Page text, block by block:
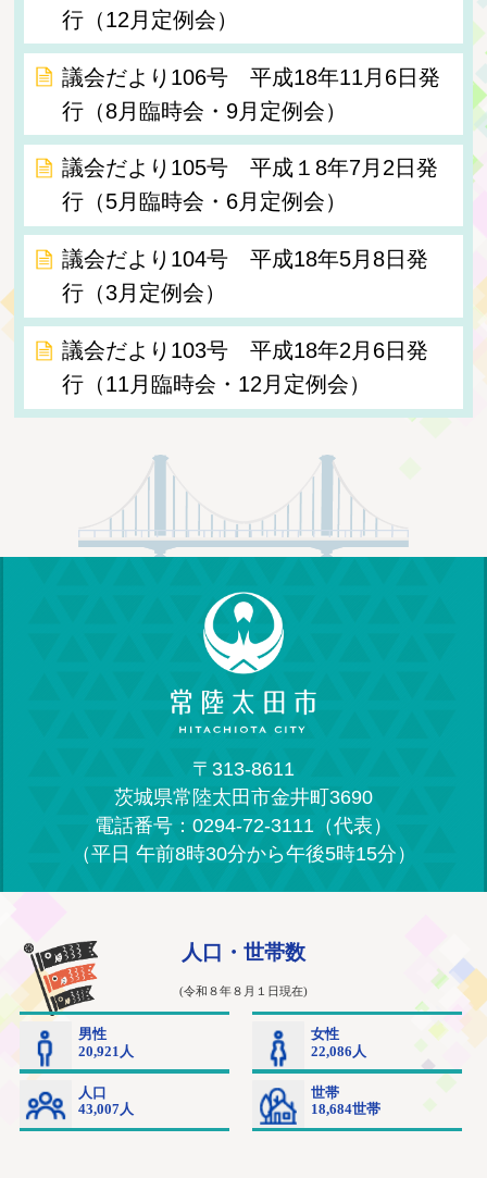
行（12月定例会）
議会だより106号 平成18年11月6日発
行（8月臨時会・9月定例会）
議会だより105号 平成１8年7月2日発
行（5月臨時会・6月定例会）
議会だより104号 平成18年5月8日発
行（3月定例会）
議会だより103号 平成18年2月6日発
行（11月臨時会・12月定例会）
〒313-8611
茨城県常陸太田市金井町3690
電話番号：0294-72-3111（代表）
（平日 午前8時30分から午後5時15分）